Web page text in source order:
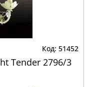
51452
Tender 2796/3